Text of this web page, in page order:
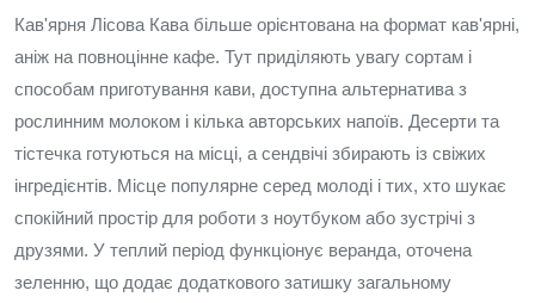
Кав'ярня Лісова Кава більше орієнтована на формат кав'ярні,
аніж на повноцінне кафе. Тут приділяють увагу сортам і
способам приготування кави, доступна альтернатива з
рослинним молоком і кілька авторських напоїв. Десерти та
тістечка готуються на місці, а сендвічі збирають із свіжих
інгредієнтів. Місце популярне серед молоді і тих, хто шукає
спокійний простір для роботи з ноутбуком або зустрічі з
друзями. У теплий період функціонує веранда, оточена
зеленню, що додає додаткового затишку загальному